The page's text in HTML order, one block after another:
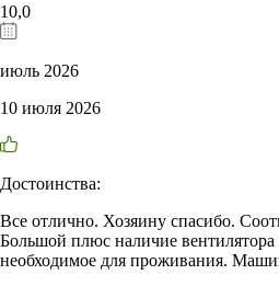
10,0
июль 2026
10 июля 2026
Достоинства:
Все отлично. Хозяину спасибо.
Большой плюс наличие
необходимое для проживания.